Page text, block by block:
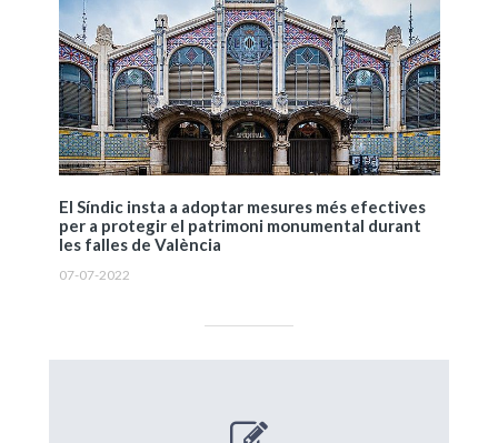
El Síndic insta a adoptar mesures més efectives
per a protegir el patrimoni monumental durant
les falles de València
07-07-2022